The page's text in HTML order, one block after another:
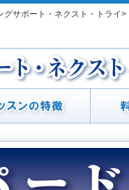
サポート・ネクスト・トライ>